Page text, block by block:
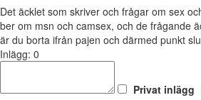
Det äcklet som skriver och frågar om sex
ber om msn och camsex, och de frågande
är du borta ifrån pajen och därmed punkt
Inlägg: 0
Privat inlägg